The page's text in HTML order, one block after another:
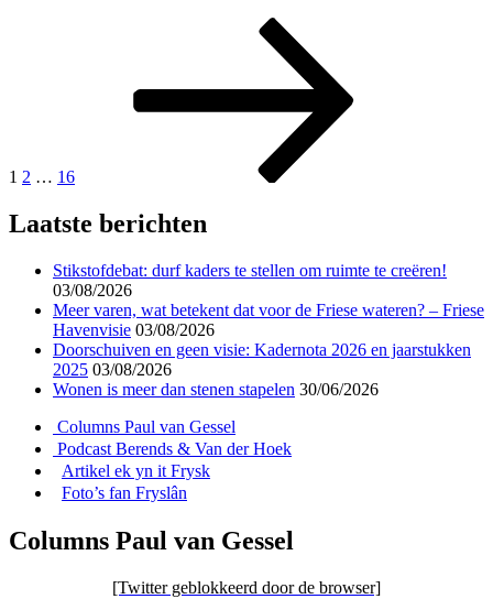
1 2 … 16
Laatste berichten
Stikstofdebat: durf kaders te stellen om ruimte te creëren!
03/08/2026
Meer varen, wat betekent dat voor de Friese wateren? – Friese
Havenvisie 03/08/2026
Doorschuiven en geen visie: Kadernota 2026 en jaarstukken
2025 03/08/2026
Wonen is meer dan stenen stapelen 30/06/2026
Columns Paul van Gessel
Podcast Berends & Van der Hoek
Artikel ek yn it Frysk
Foto’s fan Fryslân
Columns Paul van Gessel
[Twitter geblokkeerd door de browser]